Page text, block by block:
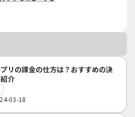
リの課金の仕方は？おすすめの決
介
03-18